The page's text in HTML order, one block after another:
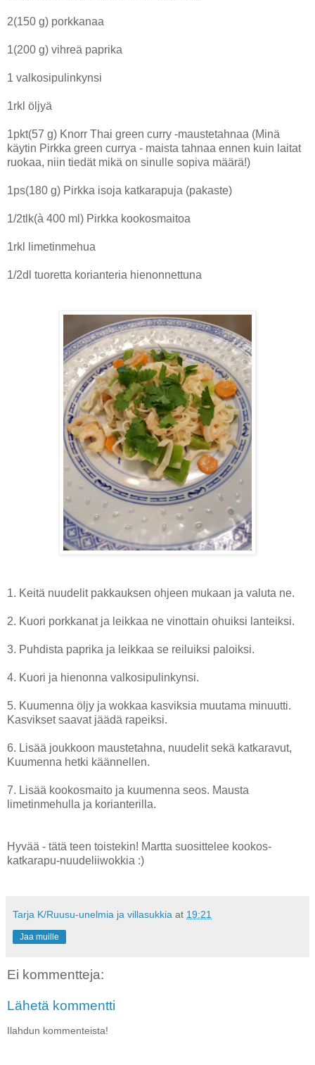
2(150 g) porkkanaa
1(200 g) vihreä paprika
1 valkosipulinkynsi
1rkl öljyä
1pkt(57 g) Knorr Thai green curry -maustetahnaa (Minä
käytin Pirkka green currya - maista tahnaa ennen kuin laitat
ruokaa, niin tiedät mikä on sinulle sopiva määrä!)
1ps(180 g) Pirkka isoja katkarapuja (pakaste)
1/2tlk(à 400 ml) Pirkka kookosmaitoa
1rkl limetinmehua
1/2dl tuoretta korianteria hienonnettuna
1. Keitä nuudelit pakkauksen ohjeen mukaan ja valuta ne.
2. Kuori porkkanat ja leikkaa ne vinottain ohuiksi lanteiksi.
3. Puhdista paprika ja leikkaa se reiluiksi paloiksi.
4. Kuori ja hienonna valkosipulinkynsi.
5. Kuumenna öljy ja wokkaa kasviksia muutama minuutti.
Kasvikset saavat jäädä rapeiksi.
6. Lisää joukkoon maustetahna, nuudelit sekä katkaravut,
Kuumenna hetki käännellen.
7. Lisää kookosmaito ja kuumenna seos. Mausta
limetinmehulla ja korianterilla.
Hyvää - tätä teen toistekin! Martta suosittelee kookos-
katkarapu-nuudeliiwokkia :)
Tarja K/Ruusu-unelmia ja villasukkia at 19:21
Jaa muille
Ei kommentteja:
Lähetä kommentti
Ilahdun kommenteista!